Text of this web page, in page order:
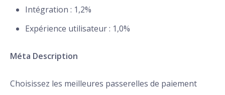
Intégration : 1,2%
Expérience utilisateur : 1,0%
Méta Description
Choisissez les meilleures passerelles de paiement